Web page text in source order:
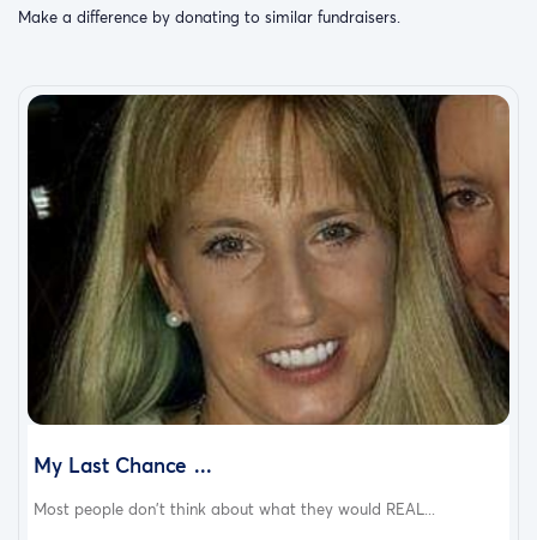
Make a difference by donating to similar fundraisers.
My Last Chance ...
Most people don't think about what they would REAL...